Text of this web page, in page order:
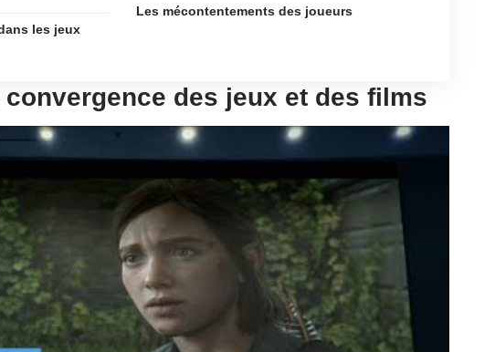
les jeux
Les mécontentements des joueurs
des jeux et des films